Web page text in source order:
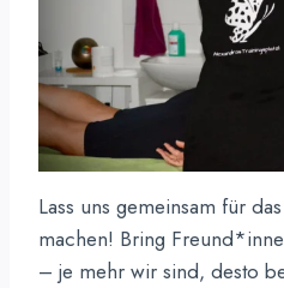
Lass uns gemeinsam für
machen! Bring
– je mehr wir sind, desto